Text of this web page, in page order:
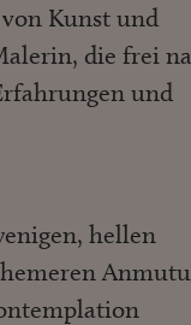
Kunst und
die frei
und
hellen